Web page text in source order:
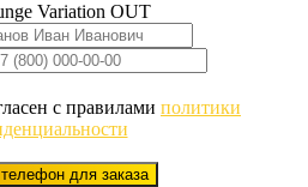
Variation OUT
с правилами политики
для заказа